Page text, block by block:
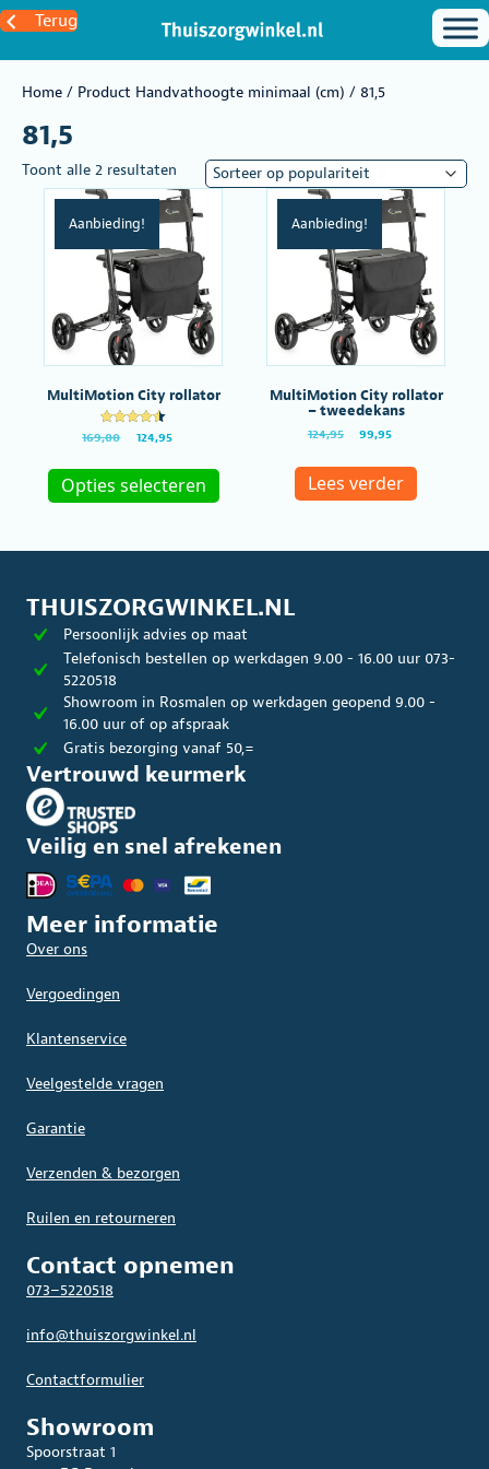
Terug
Home / Product Handvathoogte minimaal (cm) / 81,5
81,5
Toont alle 2 resultaten Gesorteerd
op
populariteit
Aanbieding!
MultiMotion City rollator
Gewaardee
uit 5
169,00
Oorspronkelijke
was:
€169,00.
124,95
is:
€124,95.
Opties selecteren
heeft
kan
gekozen
worden
op
productpagina
Aanbieding!
MultiMotion City rollator
– tweedekans
124,95
Oorspronkelijke
was:
€124,95.
99,95
is:
€99,95.
Lees verder
THUISZORGWINKEL.NL
Persoonlijk advies op maat
Telefonisch bestellen op werkdagen 9.00 - 16.00 uur 073-
5220518
Showroom in Rosmalen op werkdagen geopend 9.00 -
16.00 uur of op afspraak
Gratis bezorging vanaf 50,=
Vertrouwd keurmerk
Veilig en snel afrekenen
Meer informatie
Over ons
Vergoedingen
Klantenservice
Veelgestelde vragen
Garantie
Verzenden & bezorgen
Ruilen en retourneren
Contact opnemen
073–5220518
info@thuiszorgwinkel.nl
Contactformulier
Showroom
Spoorstraat 1